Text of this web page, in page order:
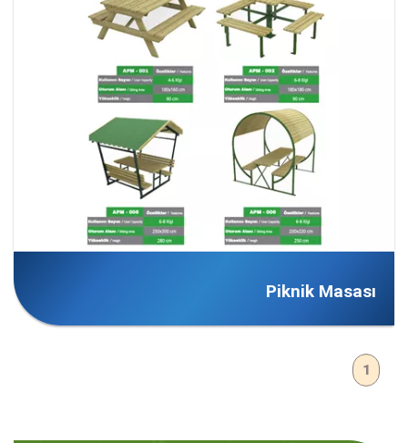
Piknik Masası
1